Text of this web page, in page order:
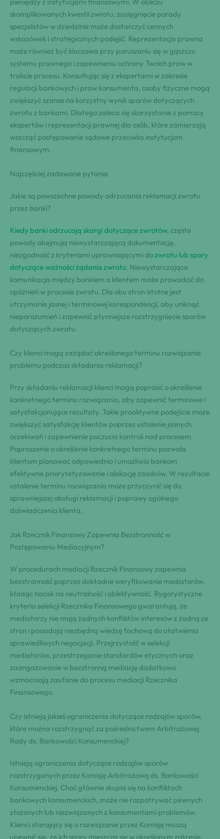
skomplikowanych kwestii zwrotu, zasięgnięcie porady
specjalistów w dziedzinie może dostarczyć cennych
wskazówek i strategicznych podejść. Reprezentacja prawna
może również być kluczowa przy poruszaniu się w gąszczu
systemu prawnego i zapewnieniu ochrony Twoich praw w
trakcie procesu. Konsultując się z ekspertami w zakresie
regulacji bankowych i praw konsumenta, osoby fizyczne mogą
zwiększyć szanse na korzystny wynik sporów dotyczących
zwrotu z bankami. Dlatego zaleca się skorzystanie z pomocy
ekspertów i reprezentacji prawnej dla osób, które zamierzają
wszcząć postępowanie sądowe przeciwko instytucjom
finansowym.
Najczęściej zadawane pytania
Jakie są powszechne powody odrzucania reklamacji zwrotu
przez banki?
Kiedy banki odrzucają skargi dotyczące zwrotów, częste
powody obejmują niewystarczającą dokumentację,
niezgodność z kryteriami uprawniającymi dozwrotu lub spory
dotyczące ważności żądania zwrotu. Niewystarczająca
komunikacja między bankiem a klientem może prowadzić do
opóźnień w procesie zwrotu. Dla obu stron istotne jest
utrzymanie jasnej i terminowej korespondencji, aby uniknąć
nieporozumień i zapewnić płynniejsze rozstrzygnięcie sporów
dotyczących zwrotu.
Czy klienci mogą zażądać określonego terminu rozwiązania
problemu podczas składania reklamacji?
Przy składaniu reklamacji klienci mogą poprosić o określenie
konkretnego terminu rozwiązania, aby zapewnić terminowe i
satysfakcjonujące rezultaty. Takie proaktywne podejście może
zwiększyć satysfakcję klientów poprzez ustalenie jasnych
oczekiwań i zapewnienie poczucia kontroli nad procesem.
Poproszenie o określenie konkretnego terminu pozwala
klientom planować odpowiednio i umożliwia bankom
efektywne priorytetyzowanie i alokację zasobów. W rezultacie
ustalenie terminu rozwiązania może przyczynić się do
sprawniejszej obsługi reklamacji i poprawy ogólnego
doświadczenia klienta.
Jak Rzecznik Finansowy Zapewnia Bezstronność w
Postępowaniu Mediacyjnym?
W procedurach mediacji Rzecznik Finansowy zapewnia
bezstronność poprzez dokładne weryfikowanie mediatorów,
kładąc nacisk na neutralność i obiektywność. Rygorystyczne
kryteria selekcji Rzecznika Finansowego gwarantują, że
mediatorzy nie mają żadnych konfliktów interesów z żadną ze
stron i posiadają niezbędną wiedzę fachową do ułatwienia
sprawiedliwych negocjacji. Przejrzystość w selekcji
mediatorów, przestrzeganie standardów etycznych oraz
zaangażowanie w bezstronną mediację dodatkowo
wzmacniają zaufanie do procesu mediacji Rzecznika
Finansowego.
Czy istnieją jakieś ograniczenia dotyczące rodzajów sporów,
które można rozstrzygnąć za pośrednictwem Arbitrażowej
Rady ds. Bankowości Konsumenckiej?
Istnieją ograniczenia dotyczące rodzajów sporów
rozstrzyganych przez Komisję Arbitrażową ds. Bankowości
Konsumenckiej. Choć głównie skupia się na konfliktach
bankowych konsumenckich, może nie rozpatrywać pewnych
złożonych lub niezwiązanych z konsumentami problemów.
Klienci starający się o rozwiązanie przez Komisję muszą
upewnić się, że ich spory mieszczą się w określonym zakresie.